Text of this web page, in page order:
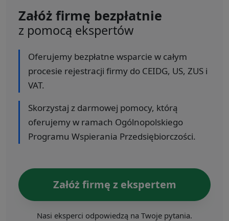
Załóż firmę bezpłatnie
z pomocą ekspertów
Oferujemy bezpłatne wsparcie w całym
procesie rejestracji firmy do CEIDG, US, ZUS i
VAT.
Skorzystaj z darmowej pomocy, którą
oferujemy w ramach Ogólnopolskiego
Programu Wspierania Przedsiębiorczości.
Załóż firmę z ekspertem
Nasi eksperci odpowiedzą na Twoje pytania.